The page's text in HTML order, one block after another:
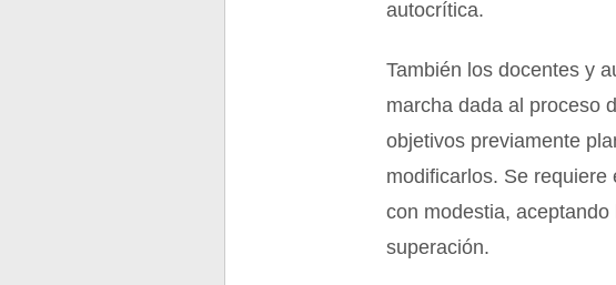
autocrítica.
También los docentes y
marcha dada al proceso
objetivos previamente
modificarlos. Se
con modestia,
superación.